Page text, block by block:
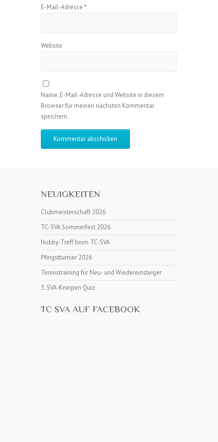
E-Mail-Adresse *
Website
Name, E-Mail-Adresse und Website in diesem
Browser für meinen nächsten Kommentar
speichern.
NEUIGKEITEN
Clubmeisterschaft 2026
TC-SVA Sommerfest 2026
Hobby-Treff beim TC-SVA
Pfingstturnier 2026
Tennistraining für Neu- und Wiedereinsteiger
3. SVA-Kneipen Quiz
TC SVA AUF FACEBOOK